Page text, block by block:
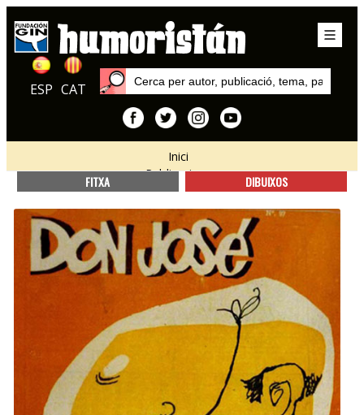
ESP CAT
Inici
Publicacions
FITXA DIBUIXOS